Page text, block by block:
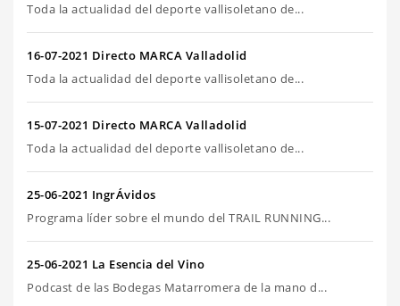
Toda la actualidad del deporte vallisoletano de...
16-07-2021 Directo MARCA Valladolid
Toda la actualidad del deporte vallisoletano de...
15-07-2021 Directo MARCA Valladolid
Toda la actualidad del deporte vallisoletano de...
25-06-2021 IngrÁvidos
Programa líder sobre el mundo del TRAIL RUNNING...
25-06-2021 La Esencia del Vino
Podcast de las Bodegas Matarromera de la mano d...